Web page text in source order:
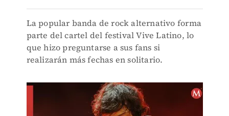
La popular banda de rock alternativo forma
parte del cartel del festival Vive Latino, lo
que hizo preguntarse a sus fans si
realizarán más fechas en solitario.